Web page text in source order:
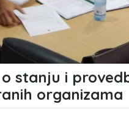
stanju i
organizama